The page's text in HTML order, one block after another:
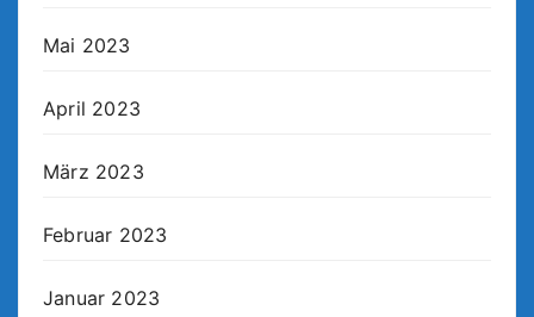
Mai 2023
April 2023
März 2023
Februar 2023
Januar 2023